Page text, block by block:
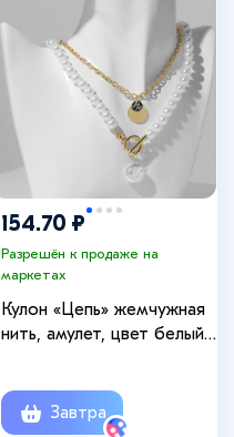
154.70 ₽
Разрешён к продаже на
маркетах
Кулон «Цепь» жемчужная
нить, амулет, цвет белый
Завтра